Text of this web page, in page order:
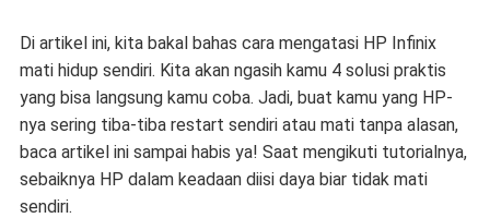
Di artikel ini, kita bakal bahas cara mengatasi HP Infinix
mati hidup sendiri. Kita akan ngasih kamu 4 solusi praktis
yang bisa langsung kamu coba. Jadi, buat kamu yang HP-
nya sering tiba-tiba restart sendiri atau mati tanpa alasan,
baca artikel ini sampai habis ya! Saat mengikuti tutorialnya,
sebaiknya HP dalam keadaan diisi daya biar tidak mati
sendiri.